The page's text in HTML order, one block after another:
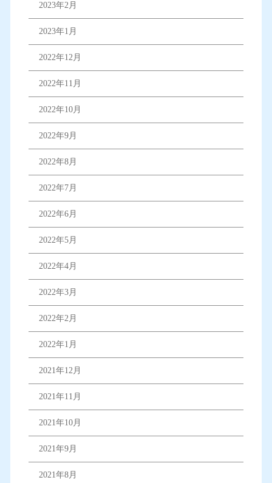
2023年2月
2023年1月
2022年12月
2022年11月
2022年10月
2022年9月
2022年8月
2022年7月
2022年6月
2022年5月
2022年4月
2022年3月
2022年2月
2022年1月
2021年12月
2021年11月
2021年10月
2021年9月
2021年8月